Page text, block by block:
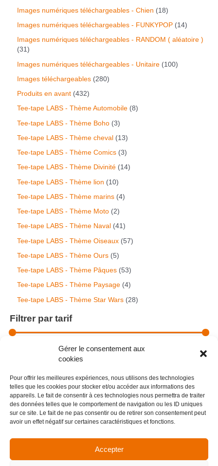
Gérer le consentement aux
cookies
Pour offrir les meilleures expériences, nous utilisons des technologies
telles que les cookies pour stocker et/ou accéder aux informations des
appareils. Le fait de consentir à ces technologies nous permettra de traiter
des données telles que le comportement de navigation ou les ID uniques
sur ce site. Le fait de ne pas consentir ou de retirer son consentement peut
avoir un effet négatif sur certaines caractéristiques et fonctions.
Accepter
Images numériques téléchargeables - Chien 18
Images numériques téléchargeables - FUNKYPOP 14
Images numériques téléchargeables - RANDOM ( aléatoire )
31
Images numériques téléchargeables - Unitaire 100
Images téléchargeables 280
Produits en avant 432
Tee-tape LABS - Thème Automobile 8
Tee-tape LABS - Thème Boho 3
Tee-tape LABS - Thème cheval 13
Tee-tape LABS - Thème Comics 3
Tee-tape LABS - Thème Divinité 14
Tee-tape LABS - Thème lion 10
Tee-tape LABS - Thème marins 4
Tee-tape LABS - Thème Moto 2
Tee-tape LABS - Thème Naval 41
Tee-tape LABS - Thème Oiseaux 57
Tee-tape LABS - Thème Ours 5
Tee-tape LABS - Thème Pâques 53
Tee-tape LABS - Thème Paysage 4
Tee-tape LABS - Thème Star Wars 28
Filtrer par tarif
Filtrer par attribut
Animé 13 1
p
r
Car Design
5
p
r
3